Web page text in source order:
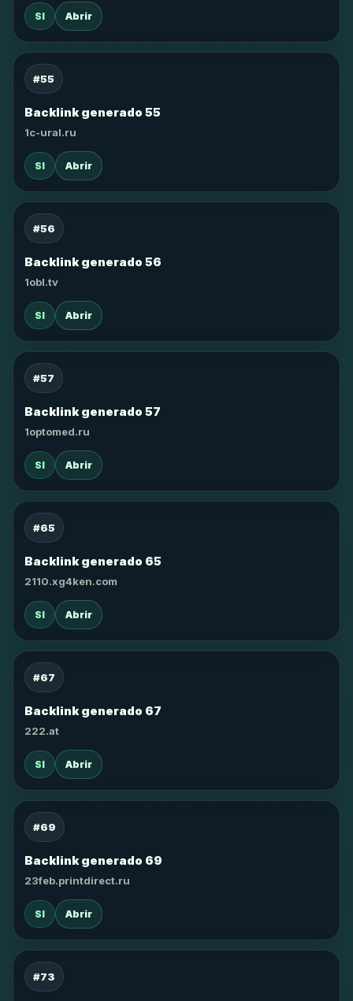
SI Abrir
#55
Backlink generado 55
1c-ural.ru
SI Abrir
#56
Backlink generado 56
1obl.tv
SI Abrir
#57
Backlink generado 57
1optomed.ru
SI Abrir
#65
Backlink generado 65
2110.xg4ken.com
SI Abrir
#67
Backlink generado 67
222.at
SI Abrir
#69
Backlink generado 69
23feb.printdirect.ru
SI Abrir
#73